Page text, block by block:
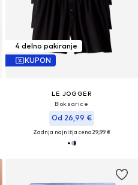
4 delno pakiranje
KUPON
LE JOGGER
Boksarice
Od 26,99 €
Zadnja najnižja cena29,99 €